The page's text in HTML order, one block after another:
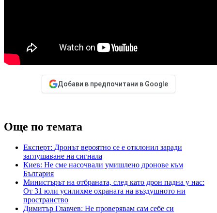
Добави в предпочитани в Google
Още по темата
Експерт: Дронът вероятно се е отклонил заради
заглушаване на сигнала
Киев: Не сме насочвали умишлено дронове към
България
Министърът на отбраната, след като дрон падна у нас:
От 31 юли усилихме охраната на въздушното ни
пространство
Димитър Главчев: Не проверявам сам себе си